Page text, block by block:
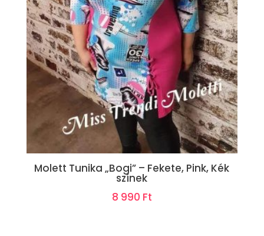
Molett Tunika „Bogi” – Fekete, Pink, Kék
színek
8 990 Ft